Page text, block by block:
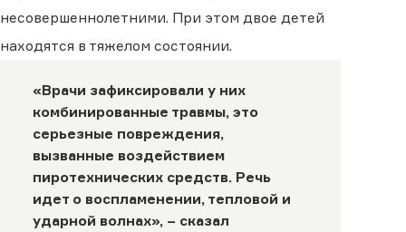
несовершеннолетними. При этом двое детей
находятся в тяжелом состоянии.
«Врачи зафиксировали у них
комбинированные травмы, это
серьезные повреждения,
вызванные воздействием
пиротехнических средств. Речь
идет о воспламенении, тепловой и
ударной волнах», – сказал